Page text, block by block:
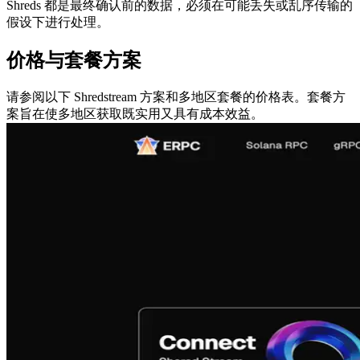
Shreds 都是最终确认前的数据，必须在可能丢失或乱序传输的
假设下进行处理。
价格与套餐方案
请参阅以下 Shredstream 方案和多地区套餐的价格表。套餐方
案旨在使多地区获取既实用又具有成本效益。